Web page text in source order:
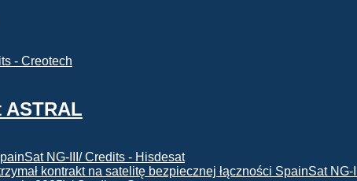
kontrakt na satelitę bezpiecznej łączności SpainSat NG-III